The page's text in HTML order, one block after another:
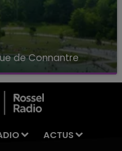
de Connantre
Connantre
ACTUS